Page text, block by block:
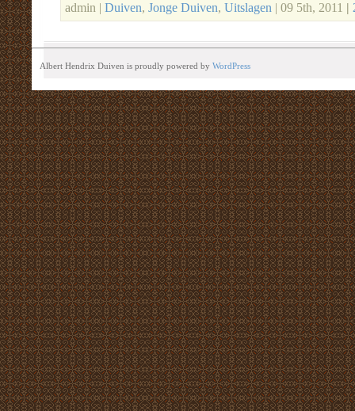
admin | Duiven, Jonge Duiven, Uitslagen | 09 5th, 2011 |
Albert Hendrix Duiven is proudly powered by WordPress